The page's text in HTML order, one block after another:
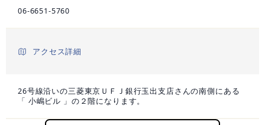
06-6651-5760
アクセス詳細
26号線沿いの三菱東京ＵＦＪ銀行玉出支店さんの南側にある
「 小嶋ビル 」の２階になります。